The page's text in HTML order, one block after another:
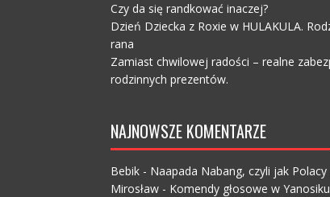
Czy da się randkować inaczej?
Dzień Dziecka z Roxie w HULAKULA.
rana
Zamiast chwilowej radości – realne
rodzinnych prezentów.
NAJNOWSZE KOMENTARZE
Bebik- Naapada Nabang, czyli jak
Mirosław- Komendy głosowe w